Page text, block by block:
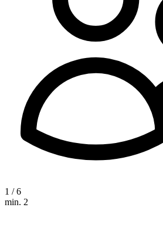
1 / 6
min. 2